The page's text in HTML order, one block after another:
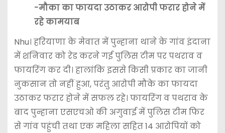
-मौका का फायदा उठाकर आरोपी फरार होने में
रहे कामयाब
Nhu। हरियाणा के मेवात में पुन्हाना थाने के गांव इंदाना
में शनिवार को रेड करने गई पुलिस टीम पर पथराव व
फायरिंग कर दी। हालांकि इससे किसी प्रकार का जानी
नुकसान तो नहीं हुआ, परंतु आरोपी मौके का फायदा
उठाकर फरार होने में सफल रहे। फायरिंग व पथराव के
बाद पुन्हाना एसएचओ की अगुवाई में पुलिस टीम फिर
से गांव पहुंची तथा एक महिला सहित 14 आरोपियों को